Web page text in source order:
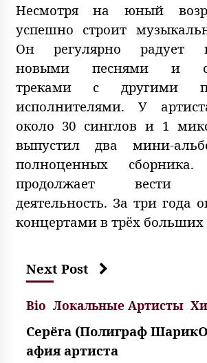
Несмотря на юный
успешно строит
Он регулярно радует
новыми песнями и
треками с другими
исполнителями. У
около 30 синглов и 1
выпустил два мини-
полноценных
продолжает вести
деятельность. За три года
концертами в трёх больших
Next Post
Bio Локальные Артисты
Серёга (Полиграф
афия артиста